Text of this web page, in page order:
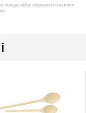
moraju nužno odgovarati stvarnom